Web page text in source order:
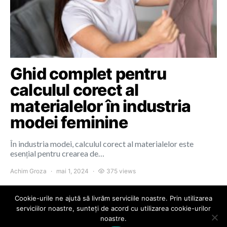
Ghid complet pentru
calculul corect al
materialelor în industria
modei feminine
În industria modei, calculul corect al materialelor este
esențial pentru crearea de…
Achim Groza mai 1, 2024 375 views
Colours of Cluj
Cookie-urile ne ajută să livrăm serviciile noastre. Prin utilizarea
serviciilor noastre, sunteți de acord cu utilizarea cookie-urilor
noastre.